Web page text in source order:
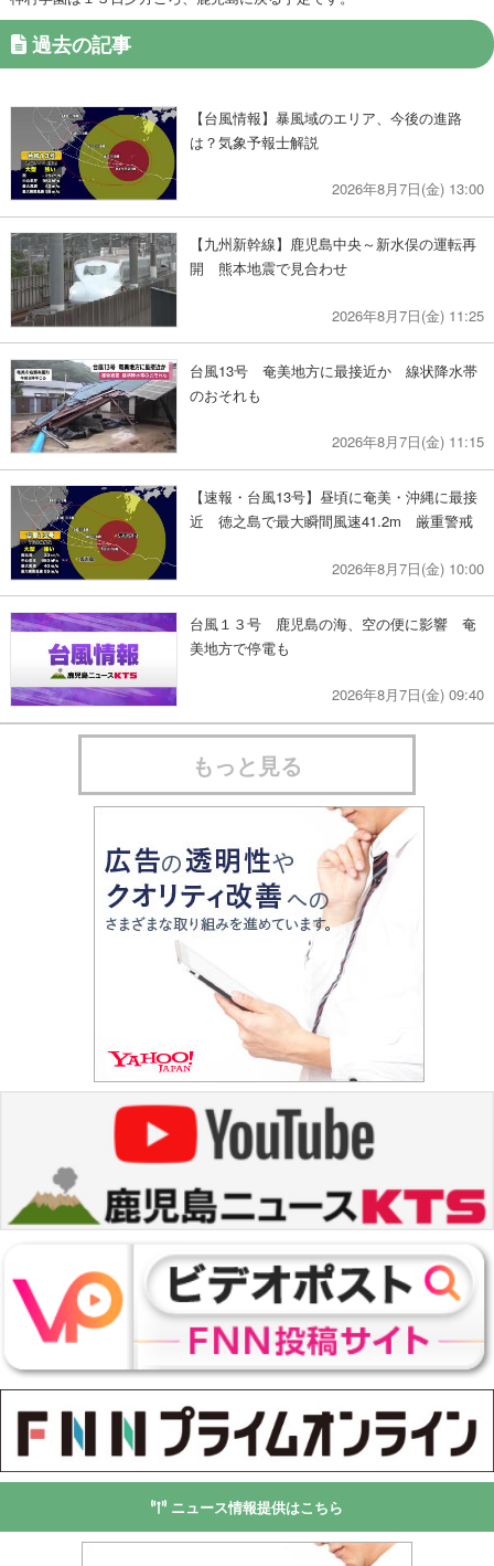
過去の記事
【台風情報】暴風域のエリア、今後の進路
は？気象予報士解説
2026年8月7日(金) 13:00
【九州新幹線】鹿児島中央～新水俣の運転再
開 熊本地震で見合わせ
2026年8月7日(金) 11:25
台風13号 奄美地方に最接近か 線状降水帯
のおそれも
2026年8月7日(金) 11:15
【速報・台風13号】昼頃に奄美・沖縄に最接
近 徳之島で最大瞬間風速41.2m 厳重警戒
2026年8月7日(金) 10:00
台風１３号 鹿児島の海、空の便に影響 奄
美地方で停電も
2026年8月7日(金) 09:40
もっと見る
ニュース情報提供はこちら